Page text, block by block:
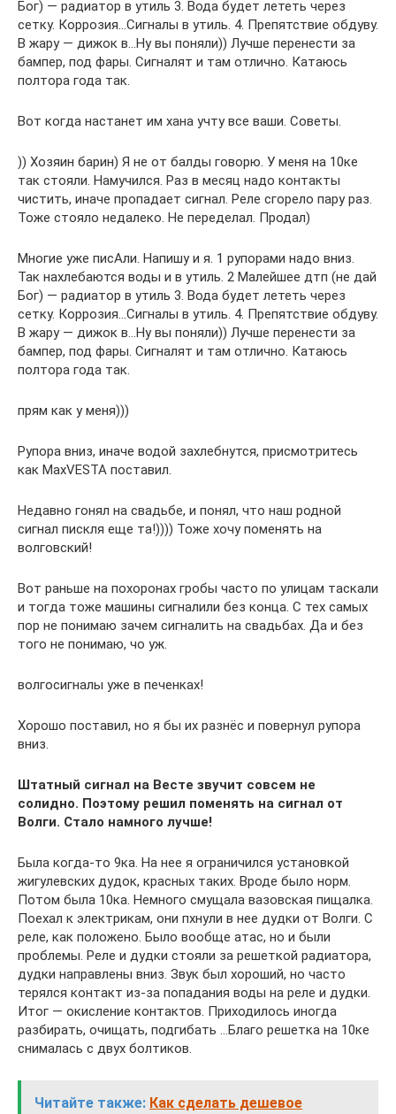
Бог) — радиатор в утиль 3. Вода будет лететь через
сетку. Коррозия…Сигналы в утиль. 4. Препятствие обдуву.
В жару — дижок в…Ну вы поняли)) Лучше перенести за
бампер, под фары. Сигналят и там отлично. Катаюсь
полтора года так.
Вот когда настанет им хана учту все ваши. Советы.
)) Хозяин барин) Я не от балды говорю. У меня на 10ке
так стояли. Намучился. Раз в месяц надо контакты
чистить, иначе пропадает сигнал. Реле сгорело пару раз.
Тоже стояло недалеко. Не переделал. Продал)
Многие уже писАли. Напишу и я. 1 рупорами надо вниз.
Так нахлебаются воды и в утиль. 2 Малейшее дтп (не дай
Бог) — радиатор в утиль 3. Вода будет лететь через
сетку. Коррозия…Сигналы в утиль. 4. Препятствие обдуву.
В жару — дижок в…Ну вы поняли)) Лучше перенести за
бампер, под фары. Сигналят и там отлично. Катаюсь
полтора года так.
прям как у меня)))
Рупора вниз, иначе водой захлебнутся, присмотритесь
как MaxVESTA поставил.
Недавно гонял на свадьбе, и понял, что наш родной
сигнал пискля еще та!)))) Тоже хочу поменять на
волговский!
Вот раньше на похоронах гробы часто по улицам таскали
и тогда тоже машины сигналили без конца. С тех самых
пор не понимаю зачем сигналить на свадьбах. Да и без
того не понимаю, чо уж.
волгосигналы уже в печенках!
Хорошо поставил, но я бы их разнёс и повернул рупора
вниз.
Штатный сигнал на Весте звучит совсем не
солидно. Поэтому решил поменять на сигнал от
Волги. Стало намного лучше!
Была когда-то 9ка. На нее я ограничился установкой
жигулевских дудок, красных таких. Вроде было норм.
Потом была 10ка. Немного смущала вазовская пищалка.
Поехал к электрикам, они пхнули в нее дудки от Волги. С
реле, как положено. Было вообще атас, но и были
проблемы. Реле и дудки стояли за решеткой радиатора,
дудки направлены вниз. Звук был хороший, но часто
терялся контакт из-за попадания воды на реле и дудки.
Итог — окисление контактов. Приходилось иногда
разбирать, очищать, подгибать …Благо решетка на 10ке
снималась с двух болтиков.
Читайте также: Как сделать дешевое